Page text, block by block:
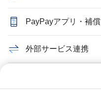
PayPayアプリ・補償
外部サービス連携